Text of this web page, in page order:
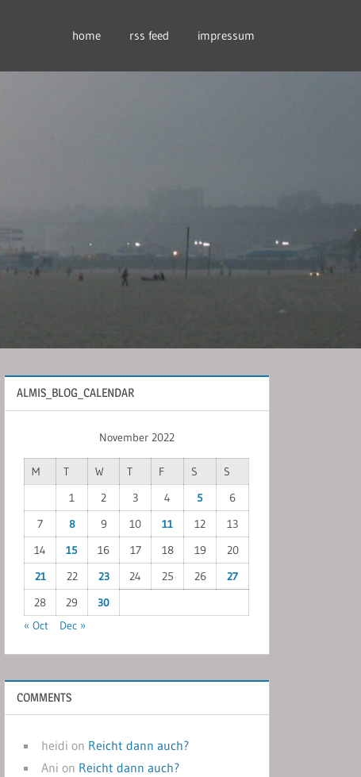
home rss feed impressum
ALMIS_BLOG_CALENDAR
November 2022
M T W T F S
S
1
2 3 4 5
6
7
8 9 10 11 12
13
14
15 16 17 18 19
20
21
22 23 24 25 26
27
28
29
30
« Oct
Dec »
COMMENTS
heidi on Reicht dann auch?
Ani on Reicht dann auch?